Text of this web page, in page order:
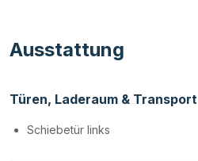
Ausstattung
Türen, Laderaum & Transport
Schiebetür links